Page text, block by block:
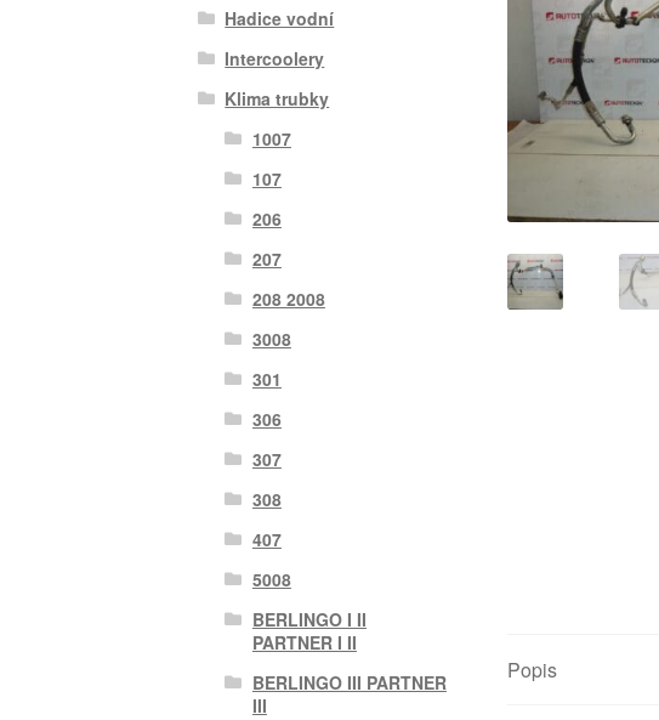
Popis
Hadice vodní
Intercoolery
Klima trubky
1007
107
206
207
208 2008
3008
301
306
307
308
407
5008
BERLINGO I II
PARTNER I II
BERLINGO III PARTNER
III